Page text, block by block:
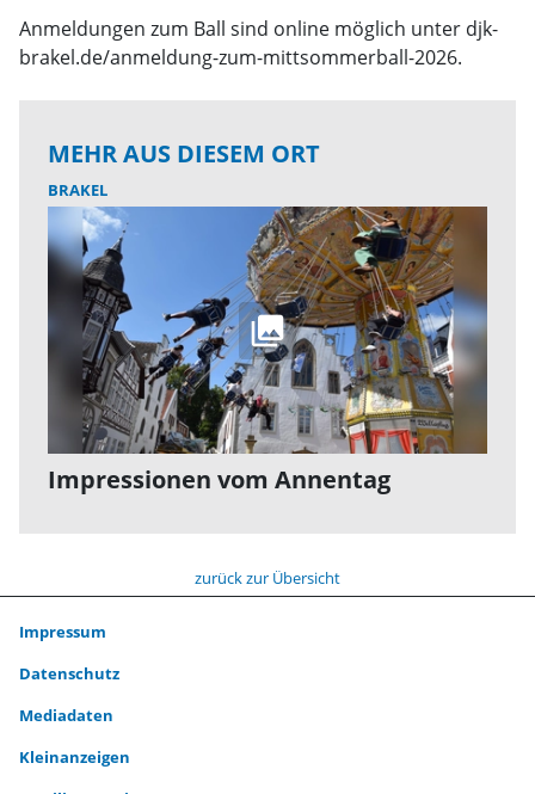
Anmeldungen zum Ball sind online möglich unter djk-
brakel.de/anmeldung-zum-mittsommerball-2026.
MEHR AUS DIESEM ORT
BRAKEL
Impressionen vom Annentag
zurück zur Übersicht
Impressum
Datenschutz
Mediadaten
Kleinanzeigen